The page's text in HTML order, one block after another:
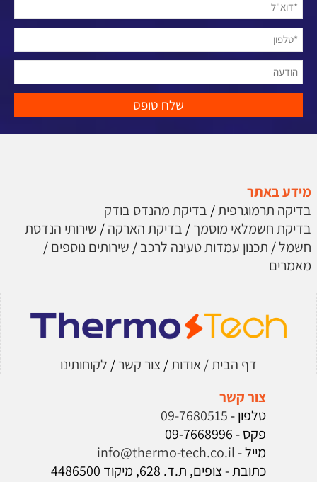
מידע באתר
בדיקה תרמוגרפית/ בדיקת מהנדס בודק
בדיקת חשמלאי מוסמך/ בדיקת הארקה/ שירותי הנדסת
חשמל/ תכנון עמדות טעינה לרכב/ שירותים נוספים/
מאמרים
דף הבית/ אודות/ צור קשר/ לקוחותינו
צור קשר
טלפון -09-7680515
פקס - 09-7668996
מייל -info@thermo-tech.co.il
כתובת - צופים, ת.ד. 628, מיקוד 4486500